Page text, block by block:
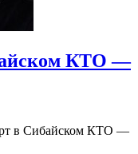
КТО —
в Сибайском КТО —